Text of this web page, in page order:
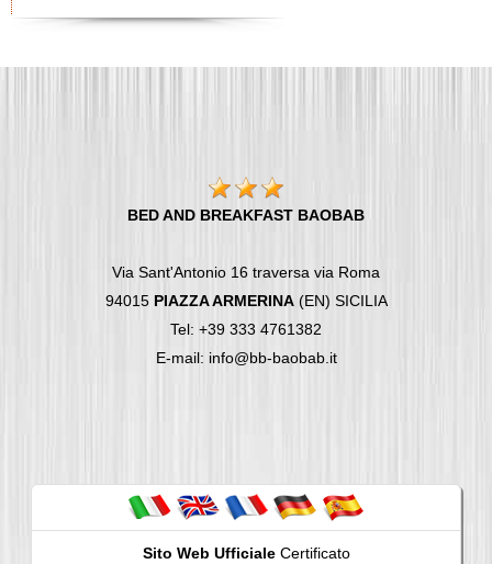
BED AND BREAKFAST BAOBAB
Via Sant'Antonio 16 traversa via Roma
94015 PIAZZA ARMERINA(EN) SICILIA
Tel: +39 333 4761382
E-mail: info@bb-baobab.it
Sito Web UfficialeCertificato